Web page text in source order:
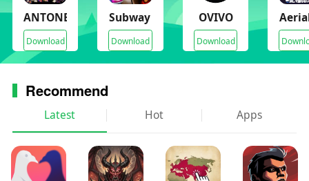
挖宝世界红包游戏评测
这是模拟游戏。你需要不断开发你的潜力，这样你
才能有更多的红包。同时，你也会有很多收入。你
可以到处玩这个游戏，这样你就可以随时感受到赚
ANTONBLAST
Download
Subway Surfers
Download
OVIVO
Download
Recommend
Latest Hot Apps